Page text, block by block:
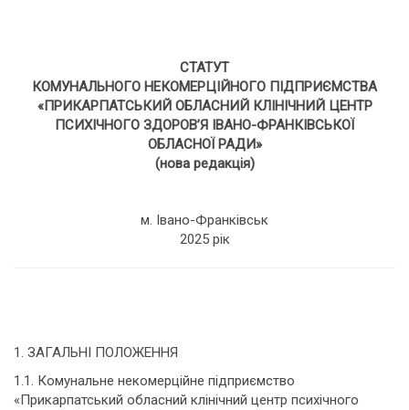
СТАТУТ
КОМУНАЛЬНОГО НЕКОМЕРЦІЙНОГО ПІДПРИЄМСТВА
«ПРИКАРПАТСЬКИЙ ОБЛАСНИЙ КЛІНІЧНИЙ ЦЕНТР
ПСИХІЧНОГО ЗДОРОВ’Я ІВАНО-ФРАНКІВСЬКОЇ
ОБЛАСНОЇ РАДИ»
(нова редакція)
м. Івано-Франківськ
2025 рік
1. ЗАГАЛЬНІ ПОЛОЖЕННЯ
1.1. Комунальне некомерційне підприємство
«Прикарпатський обласний клінічний центр психічного